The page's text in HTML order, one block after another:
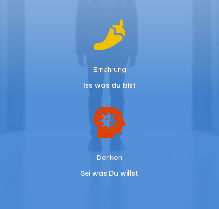

Ernährung
Iss was du bist

Denken
Sei was Du willst